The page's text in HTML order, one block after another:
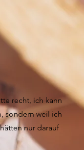
recht, ich kann
sondern weil ich
nur darauf